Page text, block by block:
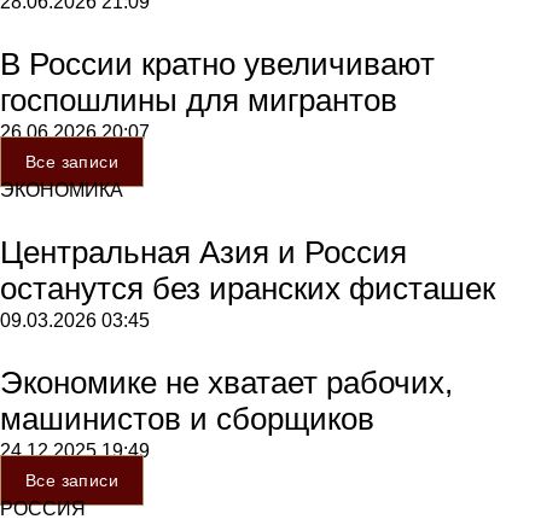
В России кратно увеличивают
госпошлины для мигрантов
26.06.202620:07
Все записи
ЭКОНОМИКА
Центральная Азия и Россия
останутся без иранских фисташек
09.03.2026 03:45
Экономике не хватает рабочих,
машинистов и сборщиков
24.12.202519:49
Все записи
РОССИЯ